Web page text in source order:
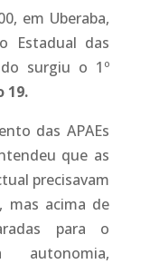
em Uberaba,
Estadual das
surgiu o 1º
19.
das APAEs
que as
precisavam
mas acima de
para o
autonomia,